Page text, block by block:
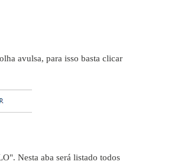
avulsa, para isso basta clicar
Nesta aba será listado todos